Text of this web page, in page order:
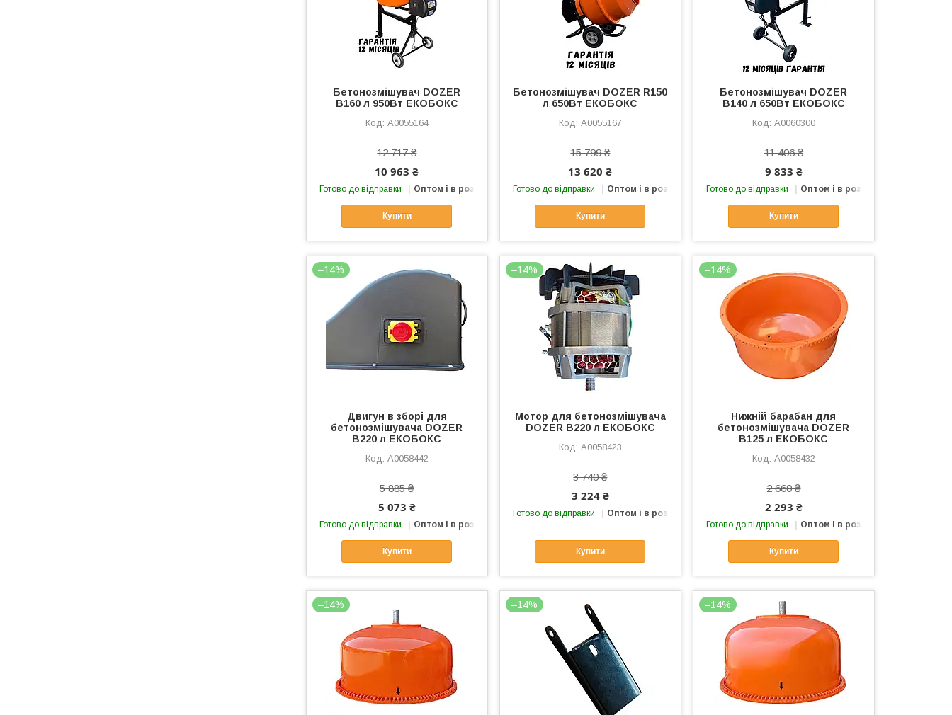
Бетонозмішувач DOZER
B160 л 950Вт ЕКОБОКС
А0055164
12 717 ₴
10 963 ₴
Готово до відправки Оптом і в роздріб
Купити
Бетонозмішувач DOZER R150
л 650Вт ЕКОБОКС
А0055167
15 799 ₴
13 620 ₴
Готово до відправки Оптом і в роздріб
Купити
Бетонозмішувач DOZER
В140 л 650Вт ЕКОБОКС
А0060300
11 406 ₴
9 833 ₴
Готово до відправки Оптом і в роздріб
Купити
–14%
Двигун в зборі для
бетонозмішувача DOZER
B220 л ЕКОБОКС
А0058442
5 885 ₴
5 073 ₴
Готово до відправки Оптом і в роздріб
Купити
–14%
Мотор для бетонозмішувача
DOZER B220 л ЕКОБОКС
А0058423
3 740 ₴
3 224 ₴
Готово до відправки Оптом і в роздріб
Купити
–14%
Нижній барабан для
бетонозмішувача DOZER
B125 л ЕКОБОКС
А0058432
2 660 ₴
2 293 ₴
Готово до відправки Оптом і в роздріб
Купити
–14% –14% –14%